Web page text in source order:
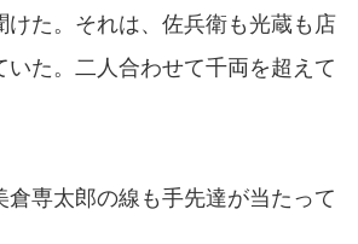
けた。それは、佐兵衛も光蔵も店
いた。二人合わせて千両を超えて
倉専太郎の線も手先達が当たって